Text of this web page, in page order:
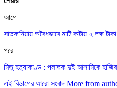
আগে
সাতকানিয়ায় অবৈধভাবে মাটি কাটায় ২ লক্ষ
পরে
মিতু হত্যাকাণ্ড : পলাতক দুই আসামিকে
এই বিভাগের আরো সংবাদ More from